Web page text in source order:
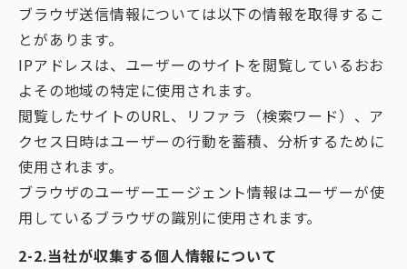
ブラウザ送信情報については以下の情報を取得するこ
とがあります。
IPアドレスは、ユーザーのサイトを閲覧しているおお
よその地域の特定に使用されます。
閲覧したサイトのURL、リファラ（検索ワード）、ア
クセス日時はユーザーの行動を蓄積、分析するために
使用されます。
ブラウザのユーザーエージェント情報はユーザーが使
用しているブラウザの識別に使用されます。
2-2.当社が収集する個人情報について